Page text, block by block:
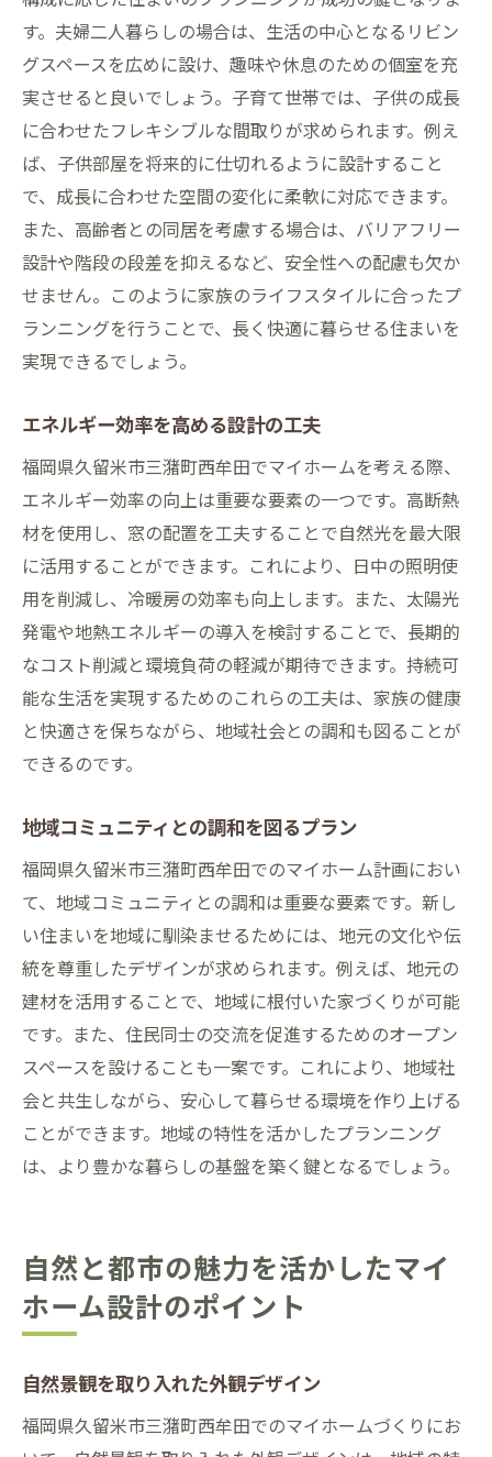
す。夫婦二人暮らしの場合は、生活の中心となるリビン
グスペースを広めに設け、趣味や休息のための個室を充
実させると良いでしょう。子育て世帯では、子供の成長
に合わせたフレキシブルな間取りが求められます。例え
ば、子供部屋を将来的に仕切れるように設計すること
で、成長に合わせた空間の変化に柔軟に対応できます。
また、高齢者との同居を考慮する場合は、バリアフリー
設計や階段の段差を抑えるなど、安全性への配慮も欠か
せません。このように家族のライフスタイルに合ったプ
ランニングを行うことで、長く快適に暮らせる住まいを
実現できるでしょう。
エネルギー効率を高める設計の工夫
福岡県久留米市三潴町西牟田でマイホームを考える際、
エネルギー効率の向上は重要な要素の一つです。高断熱
材を使用し、窓の配置を工夫することで自然光を最大限
に活用することができます。これにより、日中の照明使
用を削減し、冷暖房の効率も向上します。また、太陽光
発電や地熱エネルギーの導入を検討することで、長期的
なコスト削減と環境負荷の軽減が期待できます。持続可
能な生活を実現するためのこれらの工夫は、家族の健康
と快適さを保ちながら、地域社会との調和も図ることが
できるのです。
地域コミュニティとの調和を図るプラン
福岡県久留米市三潴町西牟田でのマイホーム計画におい
て、地域コミュニティとの調和は重要な要素です。新し
い住まいを地域に馴染ませるためには、地元の文化や伝
統を尊重したデザインが求められます。例えば、地元の
建材を活用することで、地域に根付いた家づくりが可能
です。また、住民同士の交流を促進するためのオープン
スペースを設けることも一案です。これにより、地域社
会と共生しながら、安心して暮らせる環境を作り上げる
ことができます。地域の特性を活かしたプランニング
は、より豊かな暮らしの基盤を築く鍵となるでしょう。
自然と都市の魅力を活かしたマイ
ホーム設計のポイント
自然景観を取り入れた外観デザイン
福岡県久留米市三潴町西牟田でのマイホームづくりにお